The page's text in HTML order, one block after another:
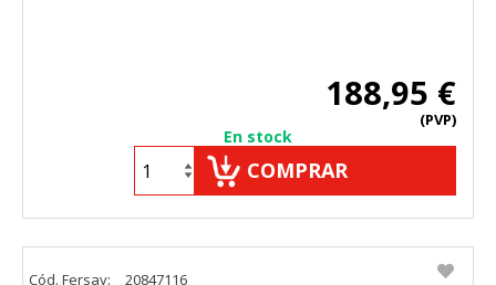
188,95 €
(PVP)
En stock
COMPRAR
Cód. Fersay:
20847116